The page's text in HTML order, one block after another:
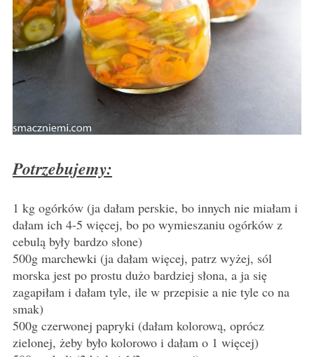
Potrzebujemy:
1 kg ogórków (ja dałam perskie, bo innych nie miałam i
dałam ich 4-5 więcej, bo po wymieszaniu ogórków z
cebulą były bardzo słone)
500g marchewki (ja dałam więcej, patrz wyżej, sól
morska jest po prostu dużo bardziej słona, a ja się
zagapiłam i dałam tyle, ile w przepisie a nie tyle co na
smak)
500g czerwonej papryki (dałam kolorową, oprócz
zielonej, żeby było kolorowo i dałam o 1 więcej)